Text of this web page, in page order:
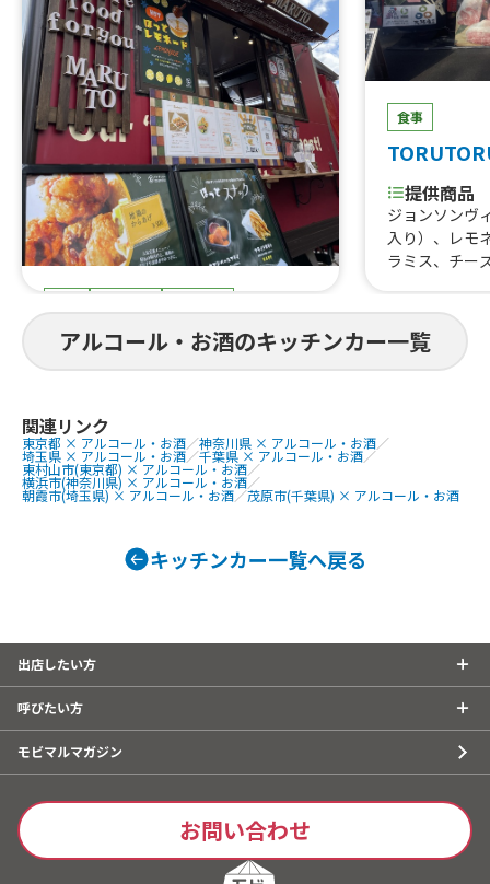
まると
提供商品
ール、ゆめかわひんやりスイーツ、豚
角煮丼、かき氷、ほっとスナック、か
す大根、ホットレモネード、唐揚げ、le
monade、つくねフリット、つくねカ
食事
提供商品
ジョンソンヴ
入り）、レモ
ラミス、チー
すじ煮込み、
重、はらみ
牛タン串、
にわ黒牛ステ
焼肉丼、大阪
0個、チュロ
アルコール・お酒のキッチンカー一覧
関連リンク
東京都 × アルコール・お酒／神奈川県 × アルコール・お酒／
埼玉県 × アルコール・お酒／千葉県 × アルコール・お酒／
東村山市(東京都) × アルコール・お酒／
横浜市(神奈川県) × アルコール・お酒／
朝霞市(埼玉県) × アルコール・お酒／茂原市(千葉県) × アルコール・お酒
キッチンカー一覧へ戻る
出店したい方
呼びたい方
モビマルマガジン
お問い合わせ